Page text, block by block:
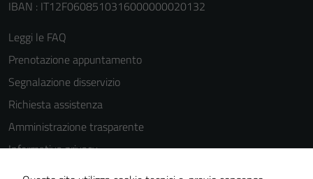
IBAN : IT12F0608510316000000020132
Leggi le FAQ
Prenotazione appuntamento
Segnalazione disservizio
Richiesta assistenza
Amministrazione trasparente
Informativa privacy
Cookie Policy